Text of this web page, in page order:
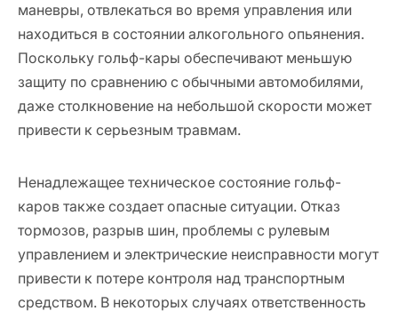
маневры, отвлекаться во время управления или
находиться в состоянии алкогольного опьянения.
Поскольку гольф-кары обеспечивают меньшую
защиту по сравнению с обычными автомобилями,
даже столкновение на небольшой скорости может
привести к серьезным травмам.
Ненадлежащее техническое состояние гольф-
каров также создает опасные ситуации. Отказ
тормозов, разрыв шин, проблемы с рулевым
управлением и электрические неисправности могут
привести к потере контроля над транспортным
средством. В некоторых случаях ответственность